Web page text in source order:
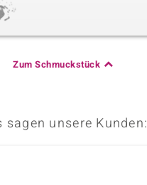
Zum Schmuckstück
sagen unsere Kunden: